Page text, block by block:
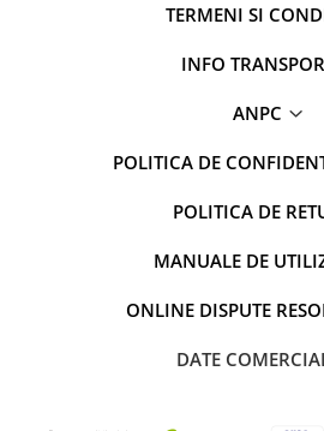
TERMENI SI
INFO
ANPC
POLITICA DE
POLITICA DE
MANUALE DE
ONLINE DISPUTE
DATE